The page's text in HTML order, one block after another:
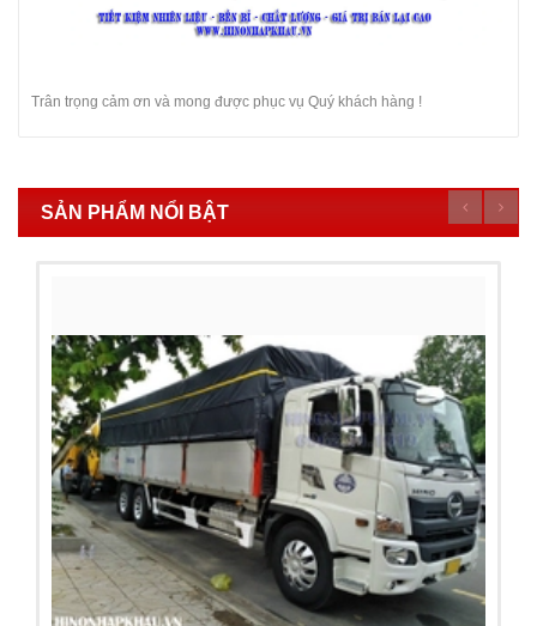
Trân trọng cảm ơn và mong được phục vụ Quý khách hàng !
SẢN PHẨM NỔI BẬT